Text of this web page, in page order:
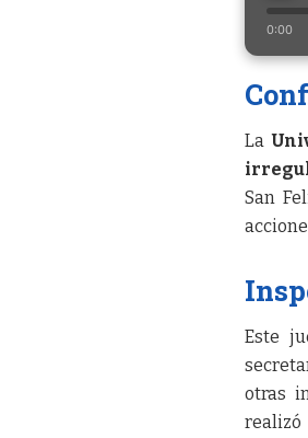
0:00
La
San
Este
otras